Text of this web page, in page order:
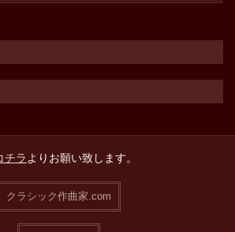
チラよりお願い致します。
クラシック作曲家.com